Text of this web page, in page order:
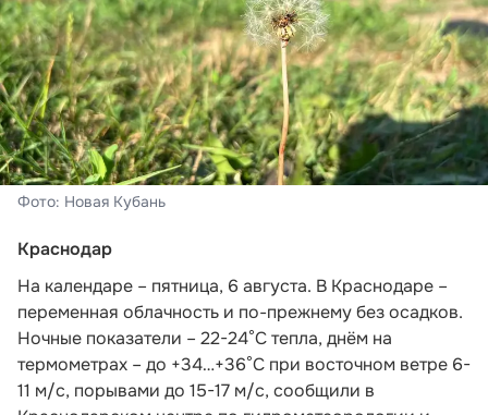
Фото: Новая Кубань
Краснодар
На календаре – пятница, 6 августа. В Краснодаре –
переменная облачность и по-прежнему без осадков.
Ночные показатели – 22-24°С тепла, днём на
термометрах – до +34…+36°С при восточном ветре 6-
11 м/с, порывами до 15-17 м/с, сообщили в